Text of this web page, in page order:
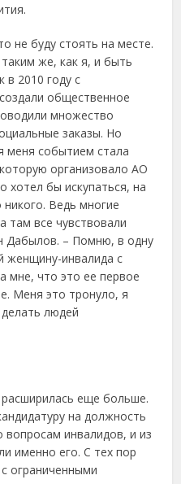
не буду стоять на месте.
же, как я, и быть
в 2010 году с
общественное
множество
заказы. Но
событием стала
организовало АО
хотел бы искупаться, на
Ведь многие
там все чувствовали
Дабылов. – Помню, в одну
женщину-инвалида с
мне, что это ее первое
Меня это тронуло, я
людей
еще больше.
на должность
вопросам инвалидов, и из
именно его. С тех пор
ограниченными